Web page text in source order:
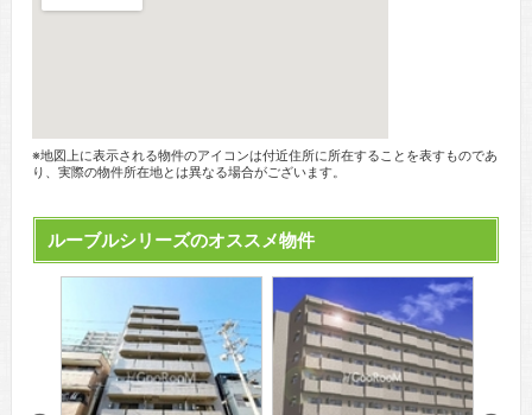
※地図上に表示される物件のアイコンは付近住所に所在することを表すものであ
り、実際の物件所在地とは異なる場合がございます。
ルーブルシリーズのオススメ物件